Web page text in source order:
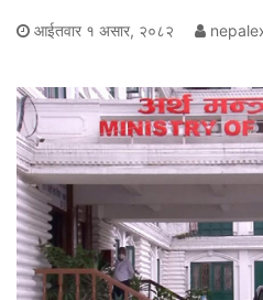
आईतवार १ असार, २०८२